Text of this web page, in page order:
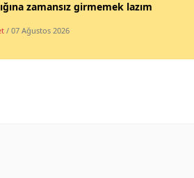
zamansız girmemek lazım
/ 07 Ağustos 2026